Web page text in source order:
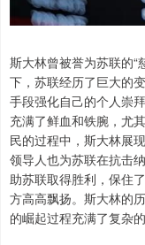
斯大林曾被誉为苏联的“
下，苏联经历了巨大的
手段强化自己的个人崇
充满了鲜血和铁腕，尤
民的过程中，斯大林展
领导人也为苏联在抗击
助苏联取得胜利，保住
方高高飘扬。斯大林的
的崛起过程充满了复杂